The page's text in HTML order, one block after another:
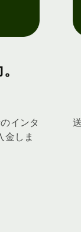
インタ
金しま